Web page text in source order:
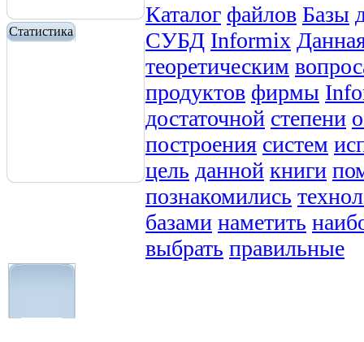
Статистика
Каталог файлов Базы
СУБД Informix
теоретическим
продуктов фирмы
достаточной степени
построения систем
цель данной книги
познакомились
базами наметить
выбрать правильные